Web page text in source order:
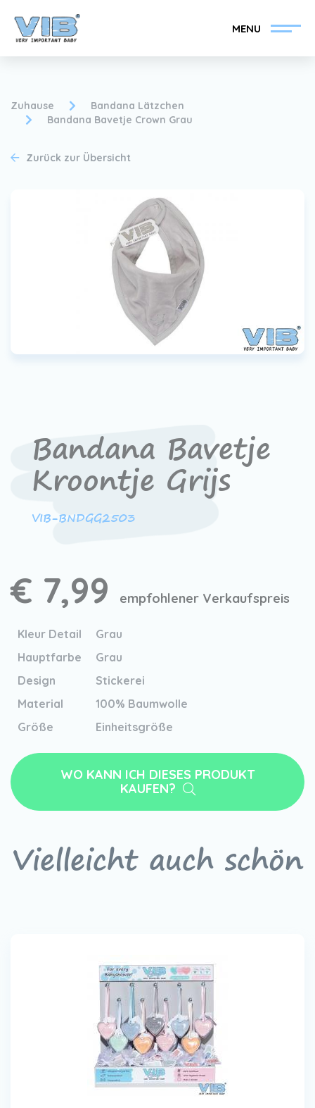
MENU
VIB®-Händler werden
Über VIB®
Finden Sie Ihren VIB®-
Händler
VIB®-Händler werden
Zuhause
Bandana Lätzchen
Bandana Bavetje Crown Grau
Zurück zur Übersicht
Bandana Bavetje
Kroontje Grijs
VIB-BNDGG2503
€ 7,99 empfohlener Verkaufspreis
Kleur Detail
Grau
Hauptfarbe
Grau
Design
Stickerei
Material
100% Baumwolle
Größe
Einheitsgröße
WO KANN ICH DIESES PRODUKT
KAUFEN?
Vielleicht auch schön